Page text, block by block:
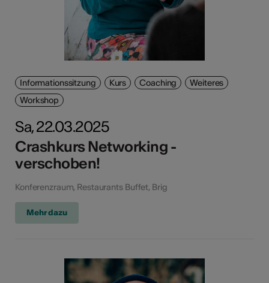
Informationssitzung Kurs Coaching
Weiteres
Workshop
Sa, 22.03.2025
Crashkurs Networking -
verschoben!
Konferenzraum, Restaurants Buffet, Brig
Mehr dazu